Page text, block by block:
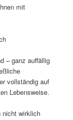
mit
– ganz auffällig
vollständig auf
Lebensweise.
nicht wirklich